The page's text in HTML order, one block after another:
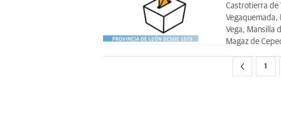
Castrotierra de
Vegaquemada,
Vega, Mansilla
Magaz de
1